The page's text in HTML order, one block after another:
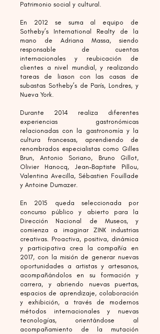
Patrimonio social y cultural.
En 2012 se suma al equipo de
Sotheby’s International Realty de la
mano de Adriana Massa, siendo
responsable de cuentas
internacionales y reubicación de
clientes a nivel mundial, y realizando
tareas de liason con las casas de
subastas Sotheby’s de París, Londres, y
Nueva York.
Durante 2014 realiza diferentes
experiencias gastronómicas
relacionadas con la gastronomía y la
cultura francesas, aprendiendo de
renombrados especialistas como Gilles
Brun, Antonio Soriano, Bruno Gillot,
Olivier Hanocq, Jean-Baptiste Pillou,
Valentina Avecilla, Sébastien Fouillade
y Antoine Dumazer.
En 2015 queda seleccionada por
concurso público y abierto para la
Dirección Nacional de Museos, y
comienza a imaginar ZINK industrias
creativas. Proactiva, positiva, dinámica
y participativa crea la compañía en
2017, con la misión de generar nuevas
oportunidades a artistas y artesanos,
acompañándolos en su formación y
carrera, y abriendo nuevas puertas,
espacios de aprendizaje, colaboración
y exhibición, a través de modernos
métodos internacionales y nuevas
tecnologías, orientándose al
acompañamiento de la mutación